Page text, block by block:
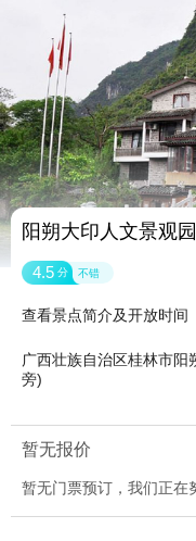
阳朔大印人文景观园
4.5 分 不错
查看景点简介及开放时间
广西壮族自治区桂林市阳
旁)
暂无报价
暂无门票预订，我们正在